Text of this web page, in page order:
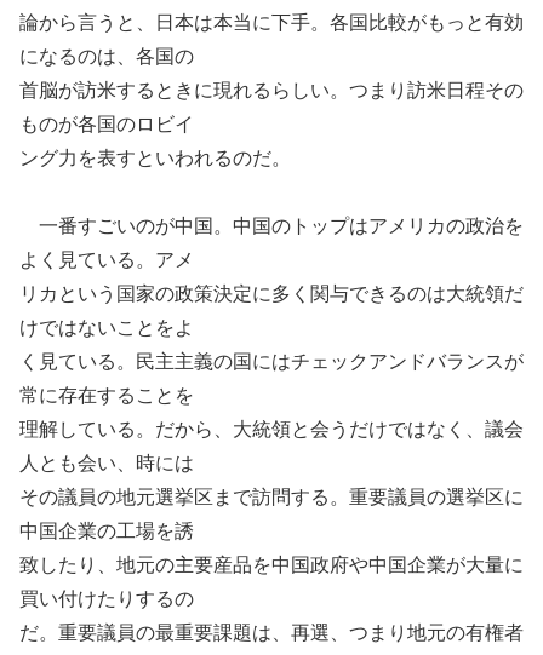
論から言うと、日本は本当に下手。各国比較がもっと有効
になるのは、各国の
首脳が訪米するときに現れるらしい。つまり訪米日程その
ものが各国のロビイ
ング力を表すといわれるのだ。
一番すごいのが中国。中国のトップはアメリカの政治を
よく見ている。アメ
リカという国家の政策決定に多く関与できるのは大統領だ
けではないことをよ
く見ている。民主主義の国にはチェックアンドバランスが
常に存在することを
理解している。だから、大統領と会うだけではなく、議会
人とも会い、時には
その議員の地元選挙区まで訪問する。重要議員の選挙区に
中国企業の工場を誘
致したり、地元の主要産品を中国政府や中国企業が大量に
買い付けたりするの
だ。重要議員の最重要課題は、再選、つまり地元の有権者